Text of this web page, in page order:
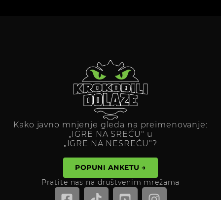
Kako javno mnjenje gleda na preimenovanje:
„IGRE NA SREĆU" u
„IGRE NA NESREĆU"?
POPUNI ANKETU →
Pratite nas na društvenim mrežama